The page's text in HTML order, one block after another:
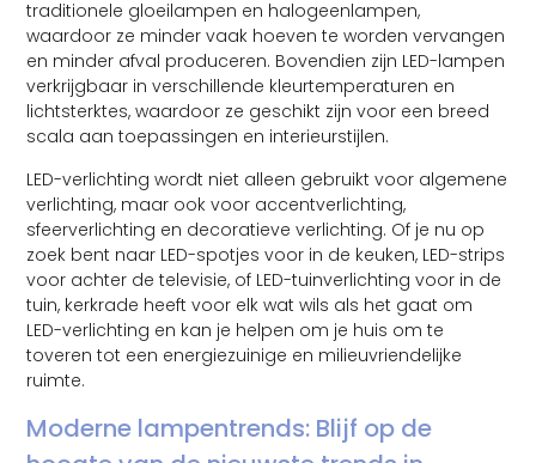
traditionele gloeilampen en halogeenlampen,
waardoor ze minder vaak hoeven te worden vervangen
en minder afval produceren. Bovendien zijn LED-lampen
verkrijgbaar in verschillende kleurtemperaturen en
lichtsterktes, waardoor ze geschikt zijn voor een breed
scala aan toepassingen en interieurstijlen.
LED-verlichting wordt niet alleen gebruikt voor algemene
verlichting, maar ook voor accentverlichting,
sfeerverlichting en decoratieve verlichting. Of je nu op
zoek bent naar LED-spotjes voor in de keuken, LED-strips
voor achter de televisie, of LED-tuinverlichting voor in de
tuin, kerkrade heeft voor elk wat wils als het gaat om
LED-verlichting en kan je helpen om je huis om te
toveren tot een energiezuinige en milieuvriendelijke
ruimte.
Moderne lampentrends: Blijf op de